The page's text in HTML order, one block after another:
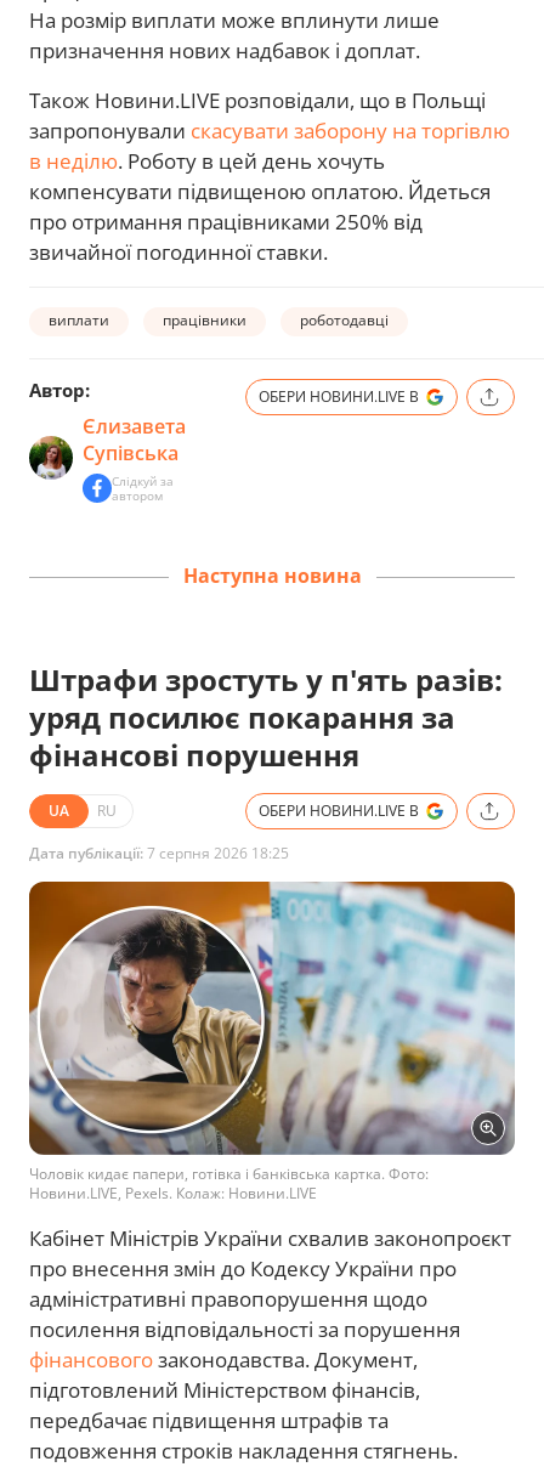
На розмір виплати може вплинути лише
призначення нових надбавок і доплат.
Також Новини.LIVE розповідали, що в Польщі
запропонували скасувати заборону на торгівлю
в неділю. Роботу в цей день хочуть
компенсувати підвищеною оплатою. Йдеться
про отримання працівниками 250% від
звичайної погодинної ставки.
виплати працівники роботодавці
Автор:
Єлизавета
Супівська
Слідкуй за
автором
ОБЕРИ НОВИНИ.LIVE В
Наступна новина
Штрафи зростуть у п'ять разів:
уряд посилює покарання за
фінансові порушення
UA RU ОБЕРИ НОВИНИ.LIVE В
Дата публікації:7 серпня 2026 18:25
Чоловік кидає папери, готівка і банківська картка. Фото:
Новини.LIVE, Pexels. Колаж: Новини.LIVE
Кабінет Міністрів України схвалив законопроєкт
про внесення змін до Кодексу України про
адміністративні правопорушення щодо
посилення відповідальності за порушення
фінансовогозаконодавства. Документ,
підготовлений Міністерством фінансів,
передбачає підвищення штрафів та
подовження строків накладення стягнень.